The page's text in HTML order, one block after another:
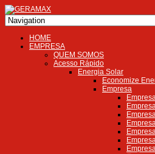
HOME
EMPRESA
QUEM SOMOS
Acesso Rápido
Energia Solar
Economize
Empresa